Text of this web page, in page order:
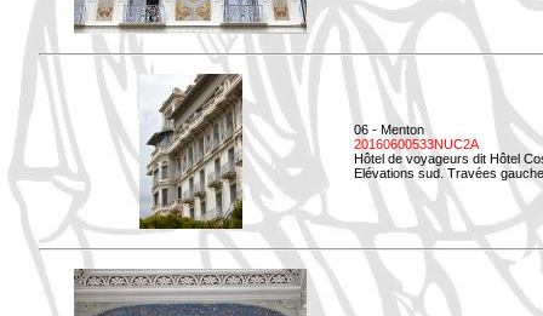
06 - Menton
20160600533NUC2A
Hôtel de voyageurs dit Hôtel
Elévations sud. Travées